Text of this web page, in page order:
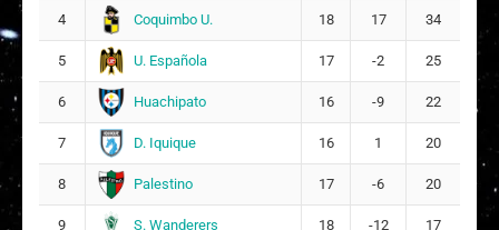
4 Coquimbo U. 18 17 34
5 U. Española 17 -2 25
6 Huachipato 16 -9 22
7 D. Iquique 16 1 20
8 Palestino 17 -6 20
9 S. Wanderers 18 -12 17